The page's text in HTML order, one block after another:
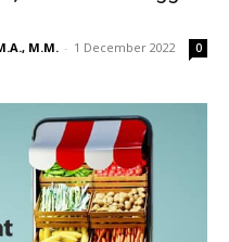
M.M. - 1 December 2022 0